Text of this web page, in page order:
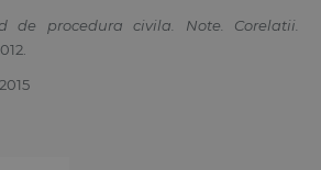
de procedura civila. Note. Corelatii.